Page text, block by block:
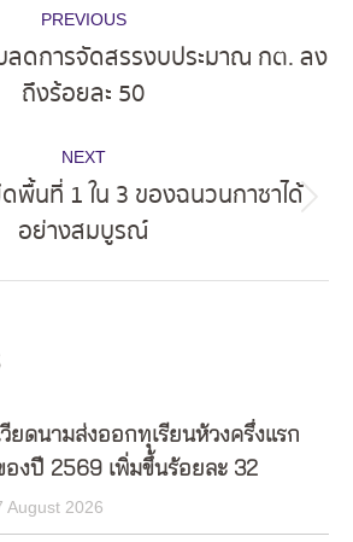
PREVIOUS
post:
ดการจัดสรรงบประมาณ กต. ลง
ถึงร้อยละ 50
NEXT
post:
พื้นที่ 1 ใน 3 ของฉนวนกาซาได้
อย่างสมบูรณ์
วียดนามส่งออกทุเรียนห้วงครึ่งแรก
องปี 2569 เพิ่มขึ้นร้อยละ 32
August 2026